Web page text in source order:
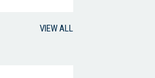
VIEW ALL